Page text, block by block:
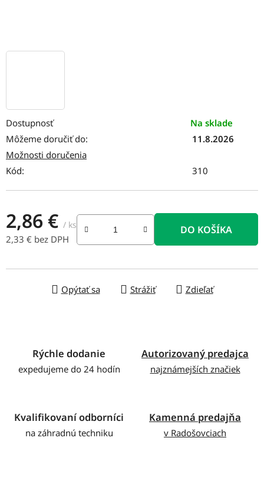
Dostupnosť
Na sklade
Môžeme doručiť do:
11.8.2026
Možnosti doručenia
Kód:
310
2,86 € / ks
2,33 € bez DPH
DO KOŠÍKA
Opýtať sa Strážiť Zdieľať
Rýchle dodanie
expedujeme do 24 hodín
Autorizovaný predajca
najznámejších značiek
Kvalifikovaní odborníci
na záhradnú techniku
Kamenná predajňa
v Radošovciach